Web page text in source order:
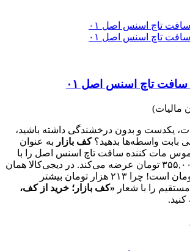
تاچ اسنس اصل ۰۱
مالیات)
یکدست و بدون درخشندگی داشته باشید،
بابت واسطه‌ها بدهید؟کف بازار به عنوان
موس مات کننده سافت تاچ اسنس اصل را با
قیمت باورنکردنی ۳۵۵,۰۰۰ تومان عرضه می‌کند. در دیجی‌کالا همان
محصول ۵۶۸ هزار تومان است! چرا ۲۱۳ هزار تومان بیشتر
را با شعار «کف بازار؛ خرید از کف،
کنید.